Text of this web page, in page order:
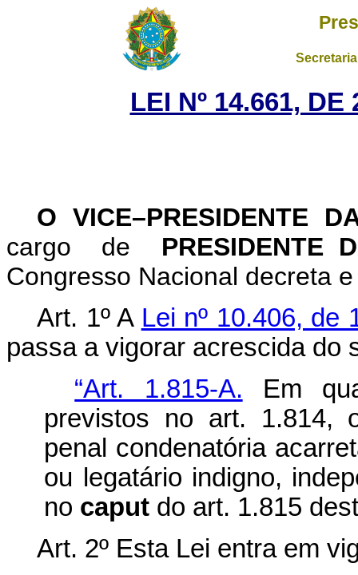
LEI Nº 14.661,
O VICE–PRESIDENTE
cargo de PRESIDENTE
Congresso Nacional decreta
Art. 1ºA Lei nº 10.406, de
passa a vigorar acrescida do
“Art. 1.815-A. Em
previstos no art. 1.814,
penal condenatória
ou legatário indigno,
no caput do art. 1.815
Art. 2º Esta Lei entra em